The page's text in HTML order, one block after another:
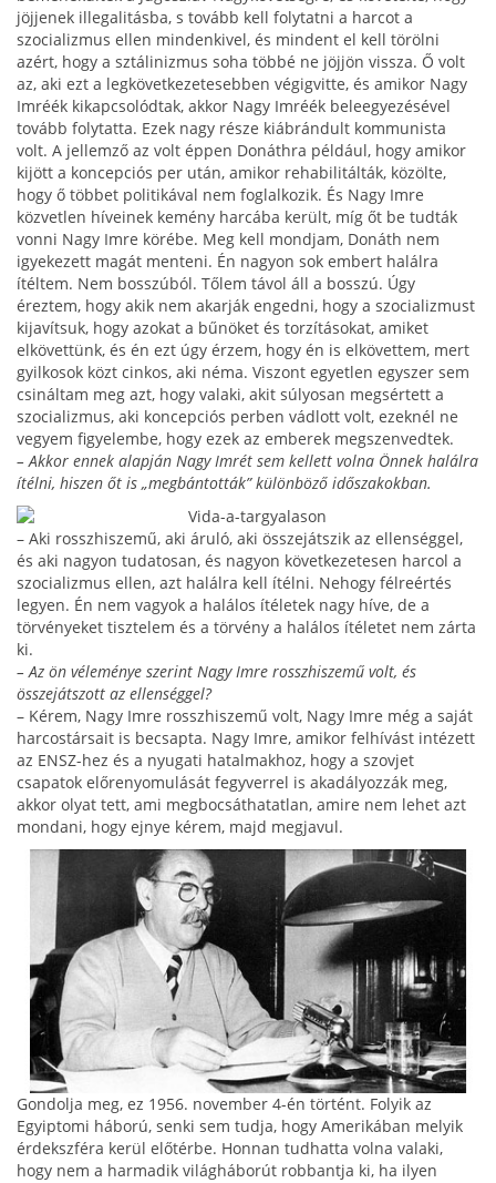
jöj­jenek illegalitásba, s tovább kell folytatni a harcot a
szocializmus ellen mindenkivel, és mindent el kell törölni
azért, hogy a sztálinizmus soha többé ne jöjjön vissza. Ő volt
az, aki ezt a leg­következetesebben végigvitte, és amikor Nagy
Imré­ék kikapcsolódtak, akkor Nagy Imréék beleegye­zésével
tovább folytatta. Ezek nagy része kiábrándult kommunista
volt. A jellemző az volt éppen Donáthra például, hogy amikor
kijött a koncepciós per után, amikor rehabilitálták, közölte,
hogy ő többet politikával nem foglalkozik. És Nagy Imre
közvetlen híveinek kemény harcába került, míg őt be tudták
vonni Nagy Imre körébe. Meg kell mondjam, Donáth nem
igyekezett magát menteni. Én nagyon sok em­bert halálra
ítéltem. Nem bosszúból. Tőlem távol áll a bosszú. Úgy
éreztem, hogy akik nem akarják en­gedni, hogy a szocializmust
kijavítsuk, hogy azokat a bűnöket és torzításokat, amiket
elkövettünk, és én ezt úgy érzem, hogy én is elkövettem, mert
gyilkosok közt cinkos, aki néma. Viszont egyetlen egyszer sem
csináltam meg azt, hogy valaki, akit súlyosan megsér­tett a
szocializmus, aki koncepciós perben vádlott volt, ezeknél ne
vegyem figyelembe, hogy ezek az embe­rek megszenvedtek.
– Akkor ennek alapján Nagy Imrét sem kellett volna Önnek halálra
ítélni, hiszen őt is „megbántották” különböző időszakokban.
– Aki rosszhiszemű, aki áruló, aki összejátszik az ellen­séggel,
és aki nagyon tudatosan, és nagyon követke­zetesen harcol a
szocializmus ellen, azt halálra kell ítél­ni. Nehogy félreértés
legyen. Én nem vagyok a halá­los ítéletek nagy híve, de a
törvényeket tisztelem és a törvény a halálos ítéletet nem zárta
ki.
– Az ön véleménye szerint Nagy Imre rosszhiszemű volt, és
összejátszott az ellenséggel?
– Kérem, Nagy Imre rosszhiszemű volt, Nagy Imre még a saját
harcostársait is becsapta. Nagy Imre, amikor felhívást intézett
az ENSZ-hez és a nyugati hatalmakhoz, hogy a szovjet
csapatok előrenyomu­lását fegyverrel is akadályozzák meg,
akkor olyat tett, ami megbocsáthatatlan, amire nem lehet azt
mondani, hogy ejnye kérem, majd megjavul.
Gondolja meg, ez 1956. november 4-én történt. Folyik az
Egyiptomi háború, senki sem tudja, hogy Amerikában melyik
érdekszfé­ra kerül előtérbe. Honnan tudhatta volna valaki,
hogy nem a harmadik világháborút robbantja ki, ha ilyen